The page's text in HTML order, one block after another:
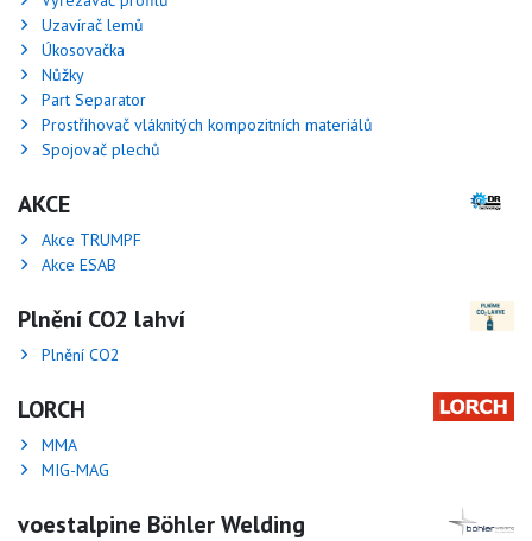
Uzavírač lemů
Úkosovačka
Nůžky
Part Separator
Prostřihovač vláknitých kompozitních materiálů
Spojovač plechů
AKCE
Akce TRUMPF
Akce ESAB
Plnění CO2 lahví
Plnění CO2
LORCH
MMA
MIG-MAG
voestalpine Böhler Welding